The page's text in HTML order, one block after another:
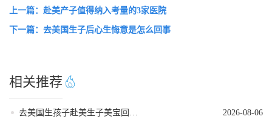
上一篇：赴美产子值得纳入考量的3家医院
下一篇：去美国生子后心生悔意是怎么回事
相关推荐
2026-08-06